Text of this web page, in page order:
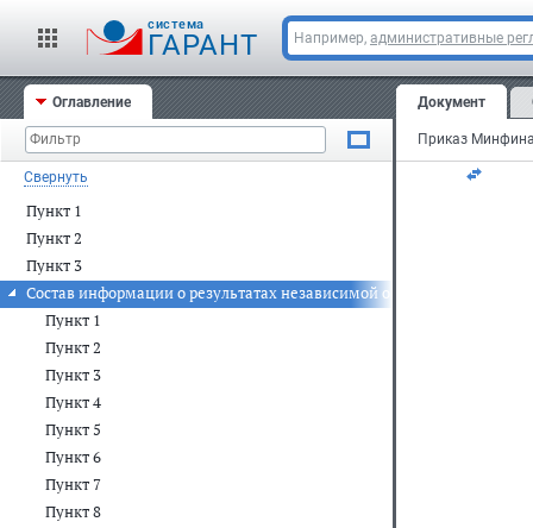
cистема
ГАРАНТ Например, административные
Оглавление
Свернуть
Пункт 1
Пункт 2
Пункт 3
Состав информации о результатах независимой оценки качества
Пункт 1
Пункт 2
Пункт 3
Пункт 4
Пункт 5
Пункт 6
Пункт 7
Пункт 8
Документ